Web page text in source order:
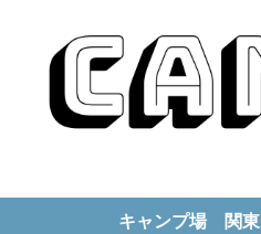
キャンプ場 関東